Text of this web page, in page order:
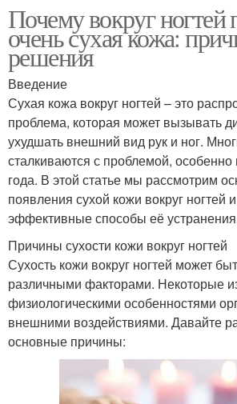
Почему вокруг ногтей
очень сухая кожа:
решения
Введение
Сухая кожа вокруг ногтей – это
проблема, которая может вызывать
ухудшать внешний вид рук и ног.
сталкиваются с проблемой,
года. В этой статье мы рассмотрим
появления сухой кожи вокруг ногтей
эффективные способы её
Причины сухости кожи вокруг ногтей
Сухость кожи вокруг ногтей может
различными факторами. Некоторые
физиологическими особенностями
внешними воздействиями. Давайте
основные причины: